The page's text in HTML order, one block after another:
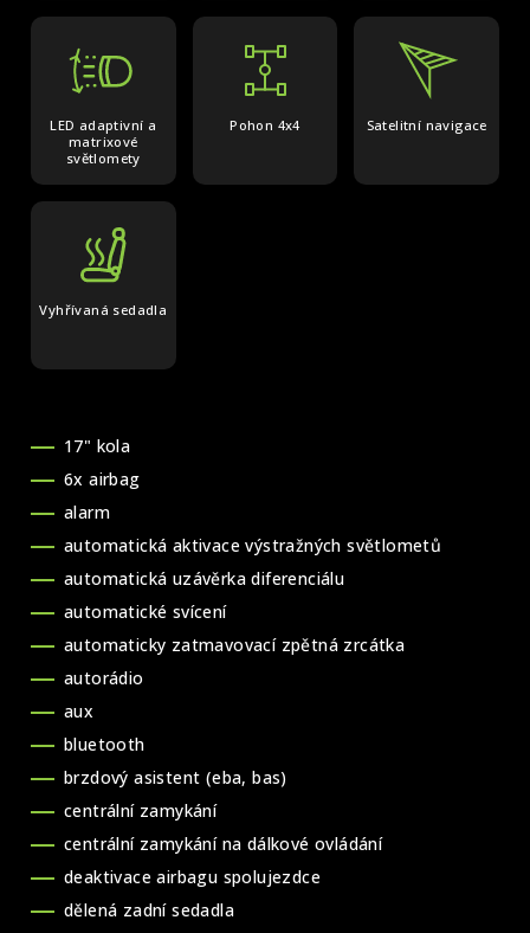
LED adaptivní a
matrixové
světlomety
Pohon 4x4 Satelitní navigace
Vyhřívaná sedadla
17" kola
6x airbag
alarm
automatická aktivace výstražných světlometů
automatická uzávěrka diferenciálu
automatické svícení
automaticky zatmavovací zpětná zrcátka
autorádio
aux
bluetooth
brzdový asistent (eba, bas)
centrální zamykání
centrální zamykání na dálkové ovládání
deaktivace airbagu spolujezdce
dělená zadní sedadla